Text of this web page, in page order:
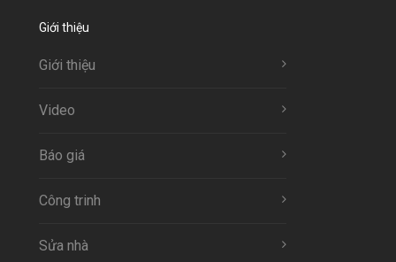
Giới thiệu
Giới thiệu
Video
Báo giá
Công trinh
Sửa nhà